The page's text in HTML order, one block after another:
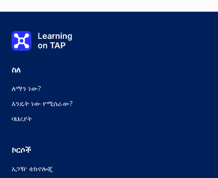
Learning on TAP - ቤት
ስለ
ለማን ነው?
እንዴት ነው የሚሰራው?
ባህሪያት
ኮርሶች
አጋዥ ቴክኖሎጂ